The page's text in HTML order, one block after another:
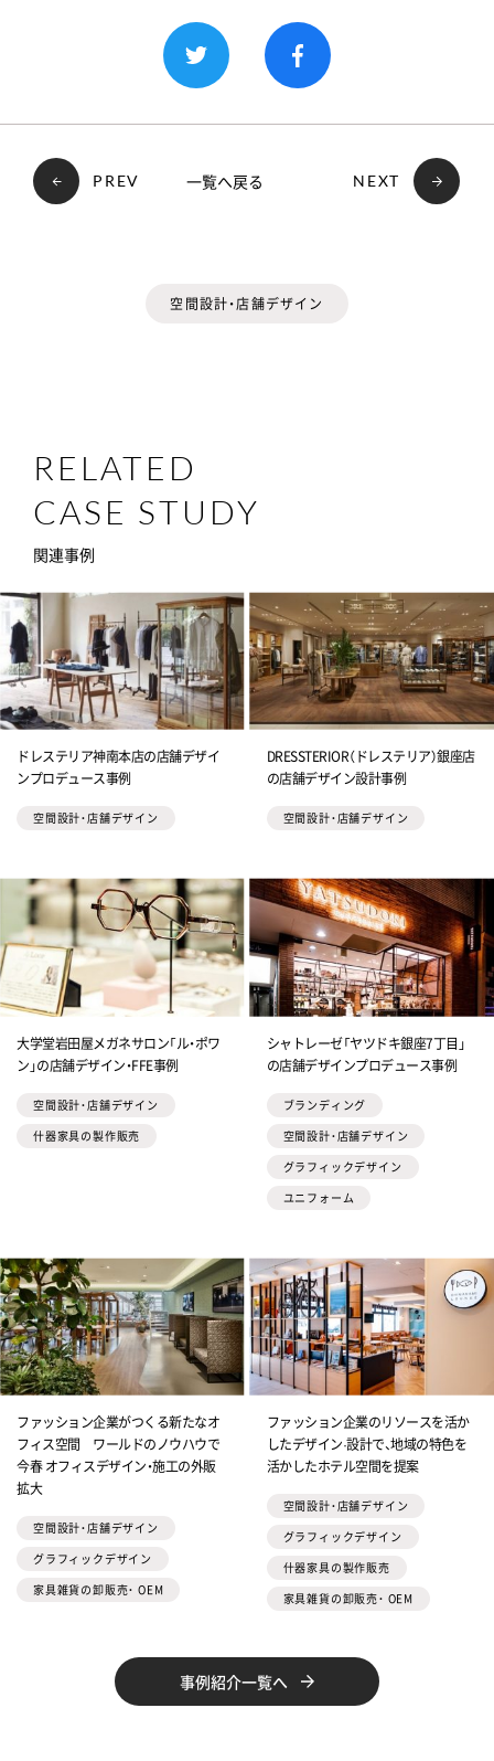
PREV 一覧へ戻る NEXT
空間設計・店舗デザイン
RELATED
CASE STUDY
関連事例
ドレステリア神南本店の店舗デザイ
ンプロデュース事例
空間設計・店舗デザイン
DRESSTERIOR（ドレステリア）銀座店
の店舗デザイン設計事例
空間設計・店舗デザイン
大学堂岩田屋メガネサロン「ル・ポワ
ン」の店舗デザイン・FFE事例
空間設計・店舗デザイン
什器家具の製作販売
シャトレーゼ「ヤツドキ銀座7丁目」
の店舗デザインプロデュース事例
ブランディング
空間設計・店舗デザイン
グラフィックデザイン
ユニフォーム
ファッション企業がつくる新たなオ
フィス空間 ワールドのノウハウで
今春 オフィスデザイン・施工の外販
拡大
空間設計・店舗デザイン
グラフィックデザイン
家具雑貨の卸販売・ OEM
ファッション企業のリソースを活か
したデザイン·設計で、地域の特色を
活かしたホテル空間を提案
空間設計・店舗デザイン
グラフィックデザイン
什器家具の製作販売
家具雑貨の卸販売・ OEM
事例紹介一覧へ